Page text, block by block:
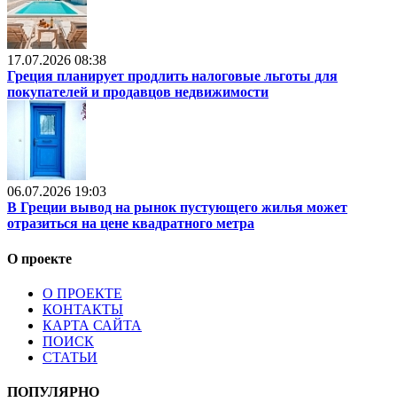
17.07.2026 08:38
Греция планирует продлить налоговые льготы для
покупателей и продавцов недвижимости
06.07.2026 19:03
В Греции вывод на рынок пустующего жилья может
отразиться на цене квадратного метра
О проекте
О ПРОЕКТЕ
КОНТАКТЫ
КАРТА САЙТА
ПОИСК
СТАТЬИ
ПОПУЛЯРНО